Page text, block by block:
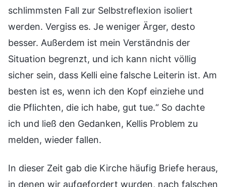
schlimmsten Fall zur Selbstreflexion isoliert
werden. Vergiss es. Je weniger Ärger, desto
besser. Außerdem ist mein Verständnis der
Situation begrenzt, und ich kann nicht völlig
sicher sein, dass Kelli eine falsche Leiterin ist. Am
besten ist es, wenn ich den Kopf einziehe und
die Pflichten, die ich habe, gut tue.“ So dachte
ich und ließ den Gedanken, Kellis Problem zu
melden, wieder fallen.
In dieser Zeit gab die Kirche häufig Briefe heraus,
in denen wir aufgefordert wurden, nach falschen